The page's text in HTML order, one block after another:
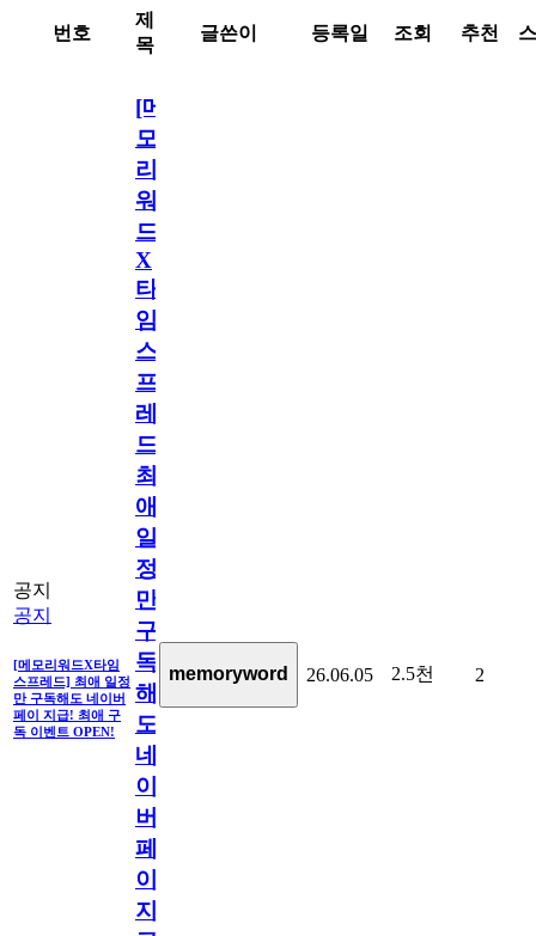
번호
제
목
글쓴이 등록일 조회 추천
공지
공지
[메모리워드X타임
스프레드] 최애 일정
만 구독해도 네이버
페이 지급! 최애 구
독 이벤트 OPEN!
[메
모
리
워
드
X
타
임
스
프
레
드]
최
애
일
정
만
구
독
해
도
네
이
버
페
이
지
memoryword 26.06.05 2.5천 2